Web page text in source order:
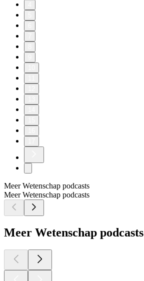
Meer Wetenschap podcasts
Meer Wetenschap podcasts
Meer Wetenschap podcasts